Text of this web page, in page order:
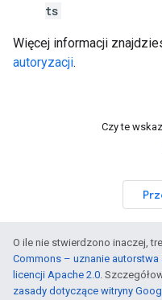
ts
Więcej informacji
autoryzacji.
Czy te
O ile nie stwierdzono inaczej,
Commons – uznanie autorstwa
licencji Apache 2.0.
zasady dotyczące witryny